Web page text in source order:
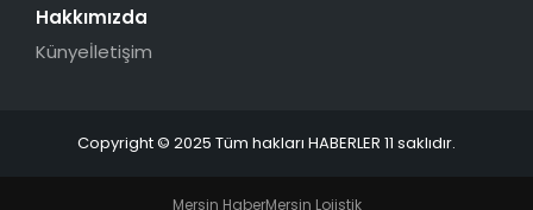
Hakkımızda
Künyeİletişim
Copyright © 2025 Tüm hakları HABERLER 11 saklıdır.
Mersin HaberMersin Lojistik